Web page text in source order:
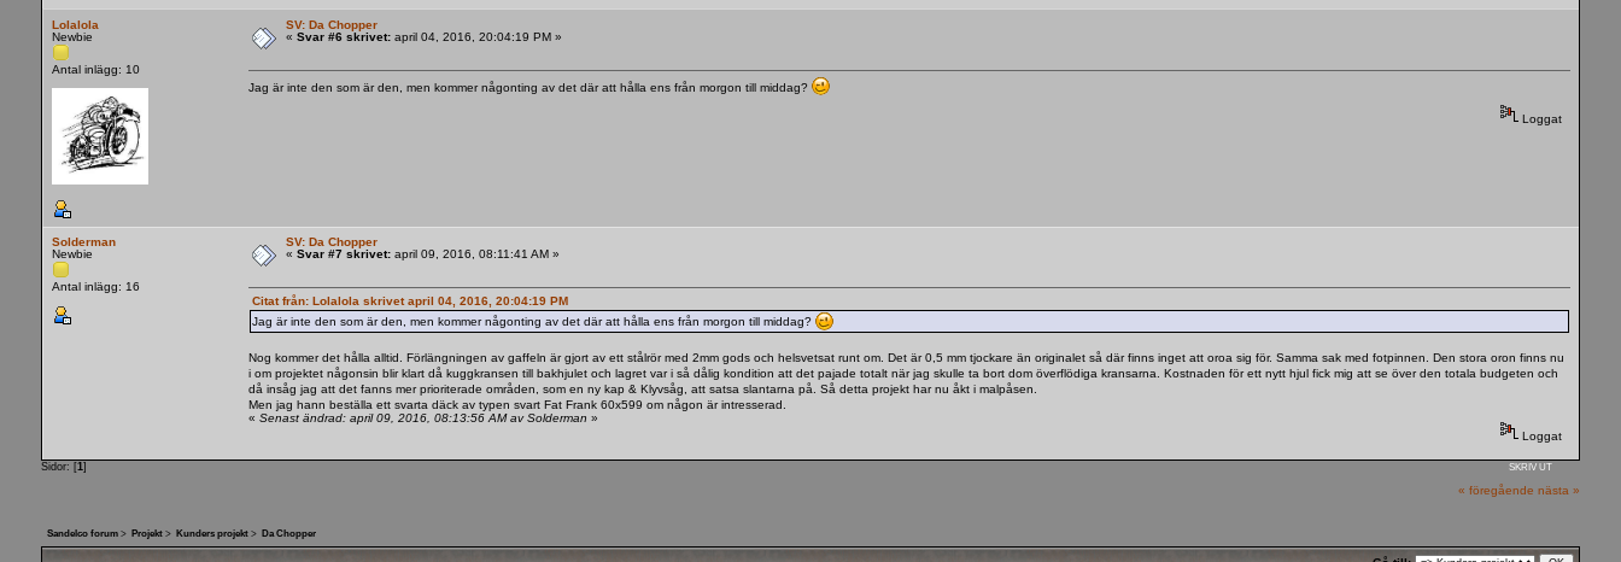
Lolalola
Newbie
Antal inlägg: 10
SV: Da Chopper
«Svar #6 skrivet: april 04, 2016, 20:04:19 PM »
Jag är inte den som är den, men kommer någonting av det där att hålla ens från morgon till middag?
Loggat
Solderman
Newbie
Antal inlägg: 16
SV: Da Chopper
«Svar #7 skrivet: april 09, 2016, 08:11:41 AM »
Citat från: Lolalola skrivet april 04, 2016, 20:04:19 PM
Jag är inte den som är den, men kommer någonting av det där att hålla ens från morgon till middag?
Nog kommer det hålla alltid. Förlängningen av gaffeln är gjort av ett stålrör med 2mm gods och helsvetsat runt om. Det är 0,5 mm tjockare än originalet så där finns inget att oroa sig för. Samma sak med fotpinnen. Den stora oron finns nu
i om projektet någonsin blir klart då kuggkransen till bakhjulet och lagret var i så dålig kondition att det pajade totalt när jag skulle ta bort dom överflödiga kransarna. Kostnaden för ett nytt hjul fick mig att se över den totala budgeten och
då insåg jag att det fanns mer prioriterade områden, som en ny kap & Klyvsåg, att satsa slantarna på. Så detta projekt har nu åkt i malpåsen.
Men jag hann beställa ett svarta däck av typen svart Fat Frank 60x599 om någon är intresserad.
«Senast ändrad: april 09, 2016, 08:13:56 AM av Solderman »
Loggat
SKRIV UT
Sidor: [1]
« föregående nästa »
Sandelco forum > Projekt > Kunders projekt > Da Chopper